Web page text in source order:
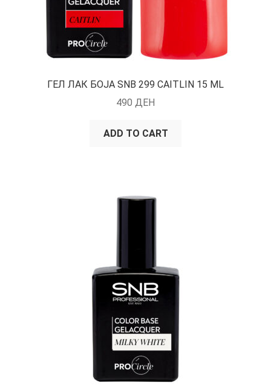
ГЕЛ ЛАК БОЈА SNB 299 CAITLIN 15 ML
490 ДЕН
ADD TO CART